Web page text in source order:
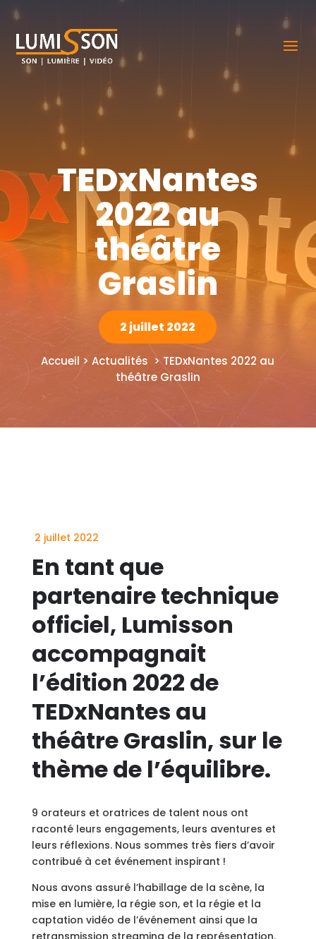
TEDxNantes
2022 au
théâtre
Graslin
2 juillet 2022
Accueil > Actualités > TEDxNantes 2022 au
théâtre Graslin
2 juillet 2022
En tant que
partenaire technique
officiel, Lumisson
accompagnait
l’édition 2022 de
TEDxNantes au
théâtre Graslin, sur le
thème de l’équilibre.
9 orateurs et oratrices de talent nous ont
raconté leurs engagements, leurs aventures et
leurs réflexions. Nous sommes très fiers d’avoir
contribué à cet événement inspirant !
Nous avons assuré l’habillage de la scène, la
mise en lumière, la régie son, et la régie et la
captation vidéo de l’événement ainsi que la
retransmission streaming de la représentation.